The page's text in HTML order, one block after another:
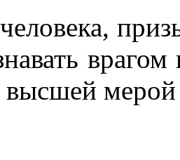
врагом
высшей мерой